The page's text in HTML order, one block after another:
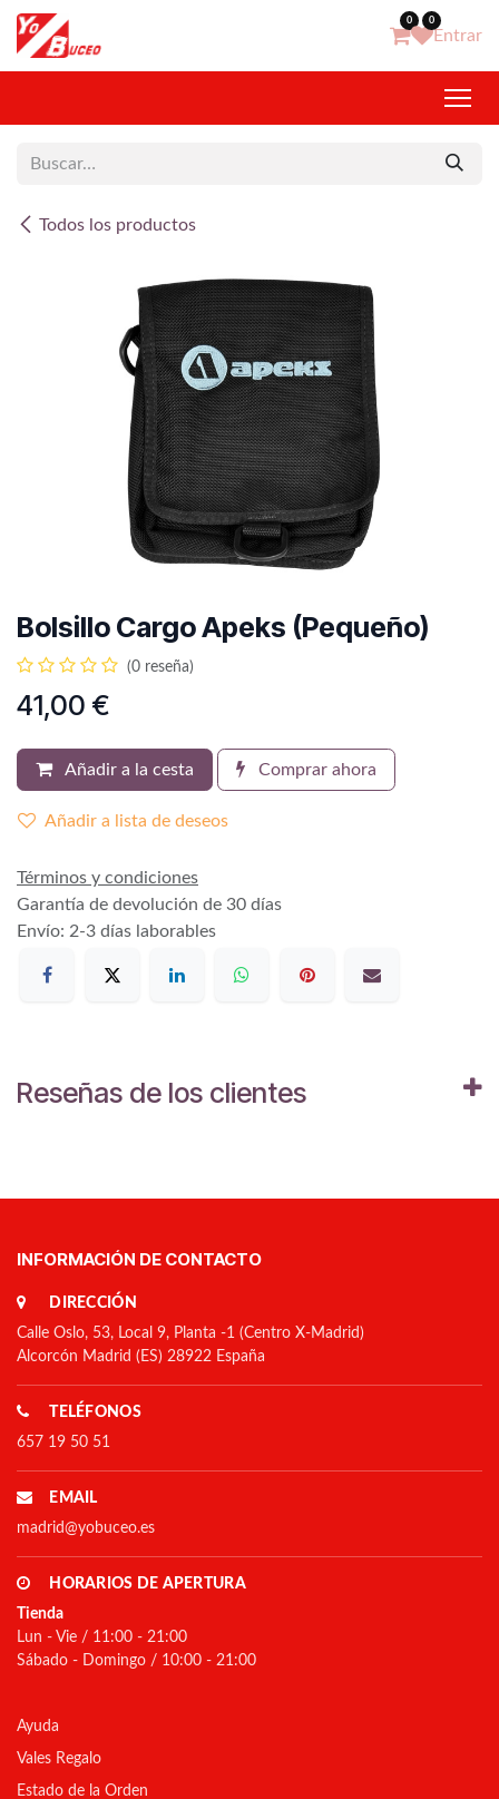
Ir al contenido 0 0
Entrar
Todos los productos
Bolsillo Cargo Apeks (Pequeño)
(0 reseña)
41,00 €
Añadir a la cesta Comprar ahora
Añadir a lista de deseos
Términos y condiciones
Garantía de devolución de 30 días
Envío: 2-3 días laborables
Reseñas de los clientes
INFORMACIÓN DE CONTACTO
DIRECCIÓN
Calle Oslo, 53, Local 9, Planta -1 (Centro X-Madrid)
Alcorcón Madrid (ES) 28922 España
TELÉFONOS
657 19 50 51
EMAIL
madrid@yobuceo.es
HORARIOS DE APERTURA
Tienda
Lun - Vie / 11:00 - 21:00
Sábado - Domingo / 10:00 - 21:00
Ayuda
Vales Regalo
Estado de la Orden